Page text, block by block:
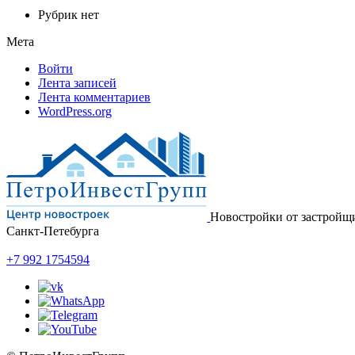
Рубрик нет
Мета
Войти
Лента записей
Лента комментариев
WordPress.org
Новостройки от
Санкт-Петебурга
+7 992 1754594